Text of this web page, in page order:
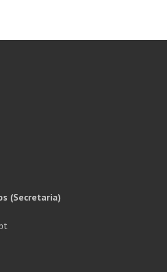
(Secretaria)